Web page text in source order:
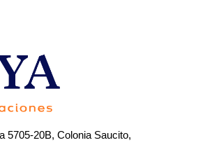
5705-20B, Colonia Saucito,